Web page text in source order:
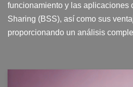
funcionamiento y las aplicaciones
Sharing (BSS), así como sus
proporcionando un análisis